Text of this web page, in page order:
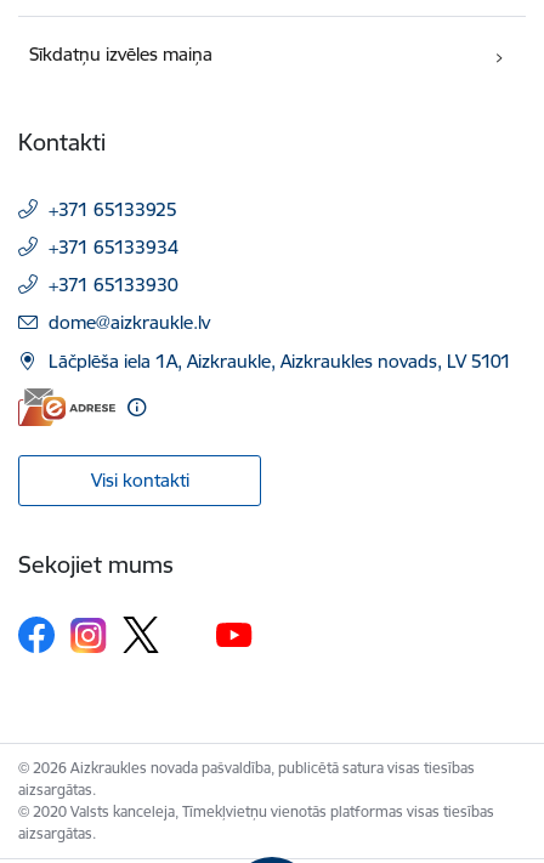
Sīkdatņu izvēles maiņa
Kontakti
+371 65133925
+371 65133934
+371 65133930
E-pasts:
dome@aizkraukle.lv
Lāčplēša iela 1A, Aizkraukle, Aizkraukles novads, LV 5101
Visi kontakti
Sekojiet mums
© 2026 Aizkraukles novada pašvaldība, publicētā satura visas tiesības
aizsargātas.
© 2020 Valsts kanceleja, Tīmekļvietņu vienotās platformas visas tiesības
aizsargātas.